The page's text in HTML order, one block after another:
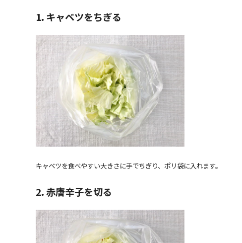
1. キャベツをちぎる
キャベツを食べやすい大きさに手でちぎり、ポリ袋に入れます。
2. 赤唐辛子を切る